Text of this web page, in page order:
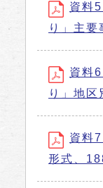
資料
り」主
資料
り」地
資料
形式、